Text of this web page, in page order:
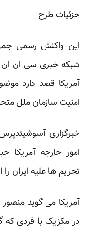
جزئیات طرح
این واکنش رسمی
شبکه خبری سی ان ان
آمریکا قصد دارد
امنیت سازمان ملل
خبرگزاری
امور خارجه آمریکا
تحریم ها علیه ایران
آمریکا می گوید
در مکزیک با فردی که